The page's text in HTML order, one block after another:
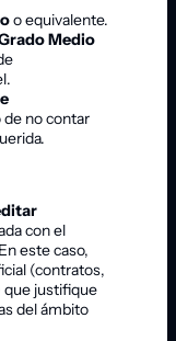
o equivalente.
Medio
de no contar
con el
este caso,
(contratos,
que justifique
del ámbito